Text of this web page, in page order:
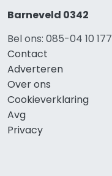
Barneveld 0342
Bel ons: 085-04 10 177
Contact
Adverteren
Over ons
Cookieverklaring
Avg
Privacy